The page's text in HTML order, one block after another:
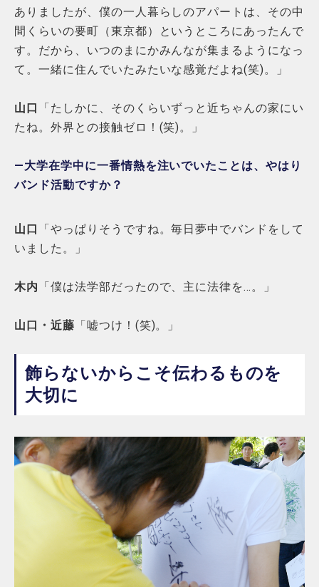
ありましたが、僕の一人暮らしのアパートは、その中
間くらいの要町（東京都）というところにあったんで
す。だから、いつのまにかみんなが集まるようになっ
て。一緒に住んでいたみたいな感覚だよね(笑)。」
山口
「たしかに、そのくらいずっと近ちゃんの家にい
たね。外界との接触ゼロ！(笑)。」
―大学在学中に一番情熱を注いでいたことは、やはり
バンド活動ですか？
山口
「やっぱりそうですね。毎日夢中でバンドをして
いました。」
木内 「僕は法学部だったので、主に法律を…。」
山口・近藤 「嘘つけ！(笑)。」
飾らないからこそ伝わるものを
大切に